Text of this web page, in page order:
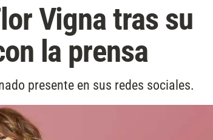
Vigna tras su
la prensa
presente en sus redes sociales.